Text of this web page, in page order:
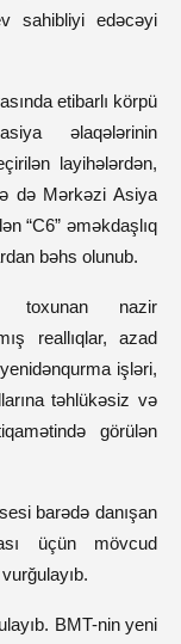
sahibliyi edəcəyi
etibarlı körpü
əlaqələrinin
layihələrdən,
də Mərkəzi Asiya
“C6” əməkdaşlıq
bəhs olunub.
toxunan nazir
reallıqlar, azad
işləri,
təhlükəsiz və
görülən
barədə danışan
üçün mövcud
BMT-nin yeni